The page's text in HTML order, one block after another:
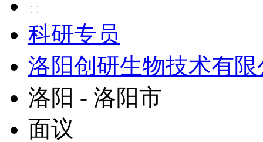
科研专员
洛阳创研生物技术有限
洛阳 - 洛阳市
面议